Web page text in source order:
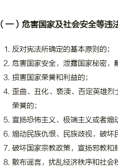
（一）危害国家及社会安全等违
反对宪法所确定的基本原则的；
危害国家安全，泄露国家秘密，
损害国家荣誉和利益的；
歪曲、丑化、亵渎、否定英雄烈
荣誉的；
宣扬恐怖主义、极端主义或者煽
煽动民族仇恨、民族歧视，破坏
破坏国家宗教政策，宣扬邪教和
散布谣言，扰乱经济秩序和社会